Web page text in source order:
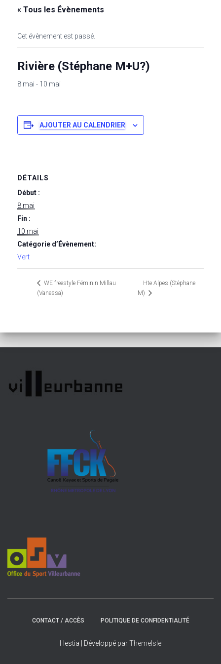
« Tous les Évènements
Cet évènement est passé.
Rivière (Stéphane M+U?)
8 mai - 10 mai
AJOUTER AU CALENDRIER
DÉTAILS
Début :
8 mai
Fin :
10 mai
Catégorie d’Évènement:
Vert
WE freestyle Féminin Millau
(Vanessa)
Hte Alpes (Stéphane
M)
CONTACT / ACCÈS POLITIQUE DE CONFIDENTIALITÉ
Hestia | Développé parThemeIsle